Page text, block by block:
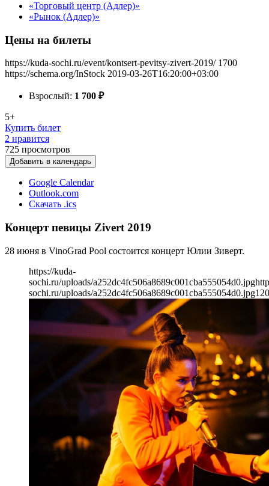
«Торговый центр (Адлер)»
«Рынок (Адлер)»
Цены на билеты
https://kuda-sochi.ru/event/kontsert-pevitsy-zivert-2019/ 1700
https://schema.org/InStock 2019-03-26T16:20:00+03:00
Взрослый: 1 700 ₽
5+
Купить билет
2 нравится
725 просмотров
Добавить в календарь
Google Calendar
Outlook.com
Скачать .ics
Концерт певицы Zivert 2019
28 июня в VinoGrad Pool состоится концерт Юлии Зиверт.
https://kuda-
sochi.ru/uploads/a252dc4fc506a8689c001cba555054d0.jpg
sochi.ru/uploads/a252dc4fc506a8689c001cba555054d0.jpg